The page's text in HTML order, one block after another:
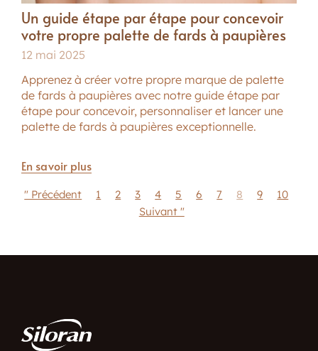
Un guide étape par étape pour concevoir
votre propre palette de fards à paupières
12 mai 2025
Apprenez à créer votre propre marque de palette
de fards à paupières avec notre guide étape par
étape pour concevoir, personnaliser et lancer une
palette de fards à paupières exceptionnelle.
En savoir plus
" Précédent 1 2 3 4 5 6 7 8 9
10
Suivant "